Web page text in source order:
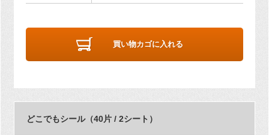
買い物カゴに入れる
どこでもシール（40片 / 2シート）